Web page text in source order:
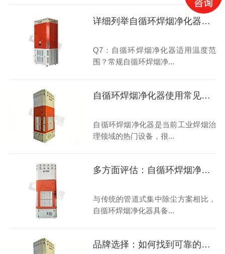
详细列举自循环焊烟净化器使用范围
Q7：自循环焊烟净化器适用温度范
围？常规自循环焊烟净...
自循环焊烟净化器使用常见问题解答
自循环焊烟净化器是当前工业焊烟治
理领域的热门设备，很...
多方面评估：自循环焊烟净化器的优势与挑战
与传统的管道式集中除尘方案相比，
自循环焊烟净化器具备...
品牌选择：如何找到可靠的自循环焊烟净化器合作伙伴？